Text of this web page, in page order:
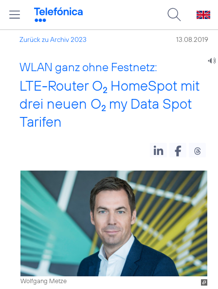
Zurück zu Archiv 2023 13.08.2019
WLAN ganz ohne Festnetz:
LTE-Router O2 HomeSpot mit
drei neuen O2 my Data Spot
Tarifen
Wolfgang Metze